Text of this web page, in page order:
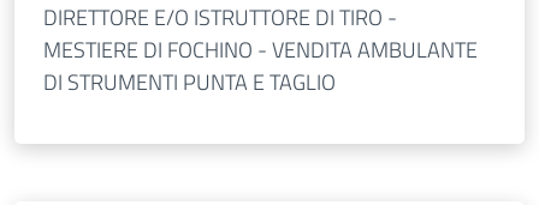
DIRETTORE E/O ISTRUTTORE DI TIRO -
MESTIERE DI FOCHINO - VENDITA AMBULANTE
DI STRUMENTI PUNTA E TAGLIO